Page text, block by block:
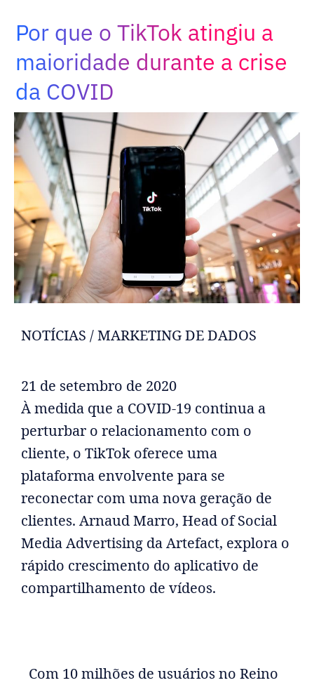
Buscar
por:
BR
Por que o TikTok atingiu a
maioridade durante a crise
da COVID
NOTÍCIAS / MARKETING DE DADOS
21 de setembro de 2020
À medida que a COVID-19 continua a
perturbar o relacionamento com o
cliente, o TikTok oferece uma
plataforma envolvente para se
reconectar com uma nova geração de
clientes. Arnaud Marro, Head of Social
Media Advertising da Artefact, explora o
rápido crescimento do aplicativo de
compartilhamento de vídeos.
Com 10 milhões de usuários no Reino